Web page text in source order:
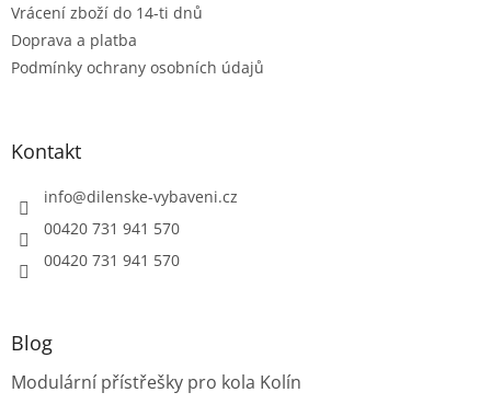
p
i
Vrácení zboží do 14-ti dnů
Doprava a platba
Podmínky ochrany osobních údajů
Kontakt
info@dilenske-vybaveni.cz
00420 731 941 570
00420 731 941 570
Blog
Modulární přístřešky pro kola Kolín